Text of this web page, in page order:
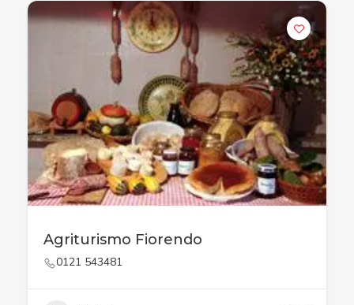
Agriturismo Fiorendo
0121 543481